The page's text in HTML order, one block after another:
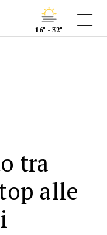
16° - 32°
tra
alle